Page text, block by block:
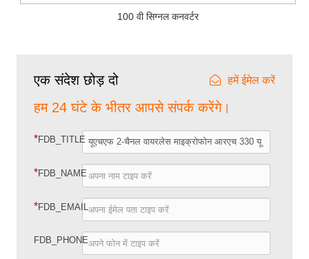
100 वी सिग्नल कनवर्टर
एक संदेश छोड़ दो हमें ईमेल करें
हम 24 घंटे के भीतर आपसे संपर्क करेंगे।
*FDB_TITLE
*FDB_NAME
*FDB_EMAIL
FDB_PHONE